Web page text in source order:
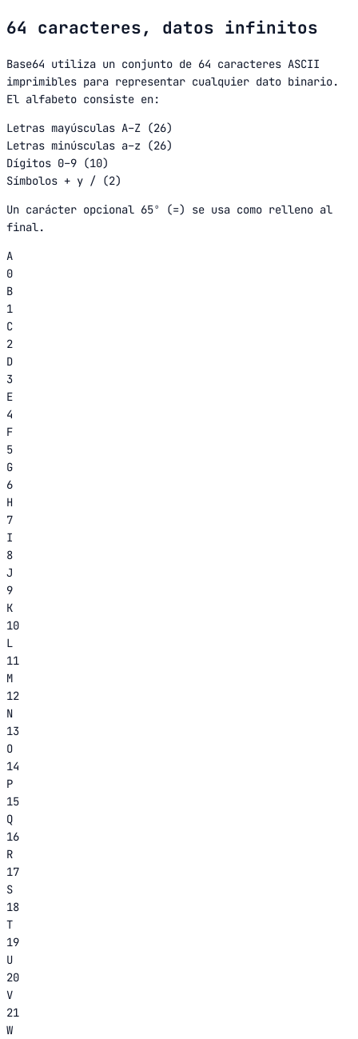
64 caracteres, datos infinitos
Base64 utiliza un conjunto de 64 caracteres ASCII
imprimibles para representar cualquier dato binario.
El alfabeto consiste en:
Letras mayúsculas A–Z (26)
Letras minúsculas a–z (26)
Dígitos 0–9 (10)
Símbolos + y / (2)
Un carácter opcional 65º (=) se usa como relleno al
final.
A
0
B
1
C
2
D
3
E
4
F
5
G
6
H
7
I
8
J
9
K
10
L
11
M
12
N
13
O
14
P
15
Q
16
R
17
S
18
T
19
U
20
V
21
W